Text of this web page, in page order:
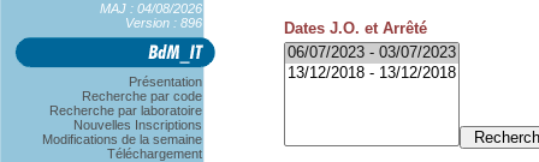
MAJ : 04/08/2026
Version : 896
Présentation
Recherche par code
Recherche par laboratoire
Nouvelles Inscriptions
Modifications de la semaine
Téléchargement
Dates J.O. et Arrêté